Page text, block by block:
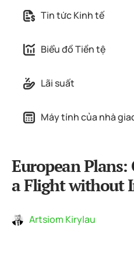
Tin tức Kinh tế
Biểu đồ Tiền tệ
Lãi suất
Máy tính của nhà
European Plans:
a Flight without
Artsiom Kirylau